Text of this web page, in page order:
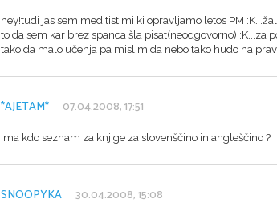
hey!tudi jas sem med tistimi ki opravljamo letos PM
to da sem kar brez spanca šla pisat(neodgovorno) :K...za
tako da malo učenja pa mislim da nebo tako hudo na
*AJETAM* 07.04.2008, 17:51
ima kdo seznam za knjige za slovenščino in angleščino ?
SNOOPYKA 30.04.2008, 15:08